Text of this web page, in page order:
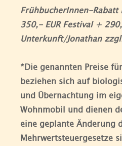
FrühbucherInnen-Rabatt
350,- EUR Festival +
Unterkunft/Jonathan
*Die genannten Preise
beziehen sich auf
und Übernachtung im
Wohnmobil und dienen
eine geplante Änderung
Mehrwertsteuergesetze